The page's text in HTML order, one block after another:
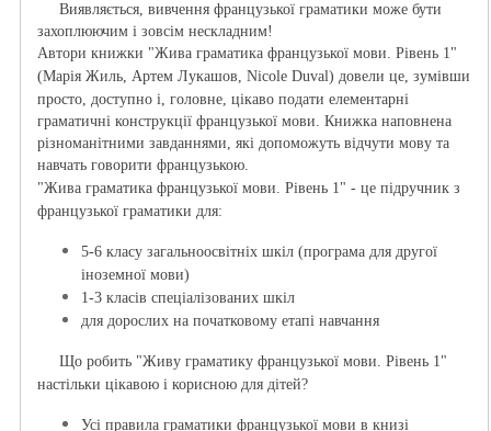
Виявляється, вивчення французької граматики може бути
захоплюючим і зовсім нескладним!
Автори книжки "Жива граматика французької мови. Рівень 1"
(Марія Жиль, Артем Лукашов, Nicole Duval) довели це, зумівши
просто, доступно і, головне, цікаво подати елементарні
граматичні конструкції французької мови. Книжка наповнена
різноманітними завданнями, які допоможуть відчути мову та
навчать говорити французькою.
"Жива граматика французької мови. Рівень 1" - це підручник з
французької граматики для:
5-6 класу загальноосвітніх шкіл (програма для другої
іноземної мови)
1-3 класів спеціалізованих шкіл
для дорослих на початковому етапі навчання
Що робить "Живу граматику французької мови. Рівень 1"
настільки цікавою і корисною для дітей?
Усі правила граматики французької мови в книзі